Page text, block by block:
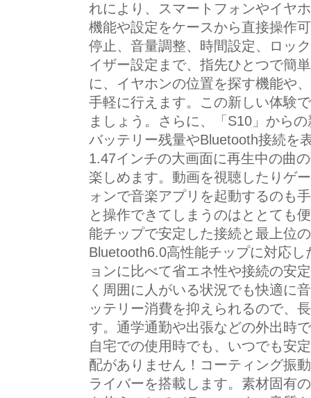
れにより、スマートフォンやイヤ
機能や設定をケースから直接操作
停止、音量調整、時間設定、ロッ
イザー設定まで、指先ひとつで簡
に、イヤホンの位置を探す機能や
手軽に行えます。この新しい体験
ましょう。さらに、「S10」から
バッテリー残量やBluetooth接続を
1.47インチの大画面に再生中の曲
楽しめます。動画を視聴したりゲ
ォンで音楽アプリを起動するのも
と操作できてしまうのはととても
能チップで安定した接続と最上位
Bluetooth6.0高性能チップに対応
ョンに比べて省エネ性や接続の安
く周囲に人がいる状況でも快適に
ッテリー消費を抑えられるので、
す。通学通勤や出張などの外出時
自宅での使用時でも、いつでも安
配がありません！コーティング振
ライバーを搭載します。素材固有